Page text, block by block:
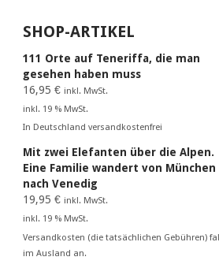
SHOP-ARTIKEL
111 Orte auf Teneriffa, die man
gesehen haben muss
16,95€ inkl. MwSt.
inkl. 19 % MwSt.
In Deutschland versandkostenfrei
Mit zwei Elefanten über die Alpen.
Eine Familie wandert von München
nach Venedig
19,95€ inkl. MwSt.
inkl. 19 % MwSt.
Versandkosten (die tatsächlichen Gebühren)
im Ausland an.